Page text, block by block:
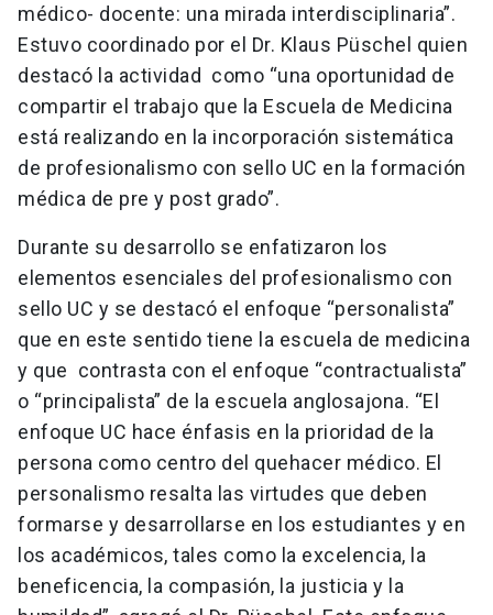
médico- docente: una mirada interdisciplinaria”.
Estuvo coordinado por el Dr. Klaus Püschel quien
destacó la actividad como “una oportunidad de
compartir el trabajo que la Escuela de Medicina
está realizando en la incorporación sistemática
de profesionalismo con sello UC en la formación
médica de pre y post grado”.
Durante su desarrollo se enfatizaron los
elementos esenciales del profesionalismo con
sello UC y se destacó el enfoque “personalista”
que en este sentido tiene la escuela de medicina
y que contrasta con el enfoque “contractualista”
o “principalista” de la escuela anglosajona. “El
enfoque UC hace énfasis en la prioridad de la
persona como centro del quehacer médico. El
personalismo resalta las virtudes que deben
formarse y desarrollarse en los estudiantes y en
los académicos, tales como la excelencia, la
beneficencia, la compasión, la justicia y la